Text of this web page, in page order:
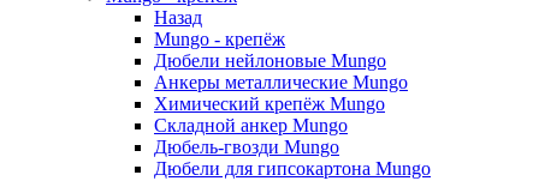
Назад
Mungo - крепёж
Дюбели нейлоновые Mungo
Анкеры металлические Mungo
Химический крепёж Mungo
Складной анкер Mungo
Дюбель-гвозди Mungo
Дюбели для гипсокартона Mungo